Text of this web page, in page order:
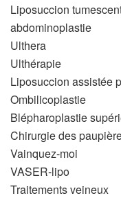
Liposuccion
abdominoplastie
Ulthera
Ulthérapie
Liposuccion assistée
Ombilicoplastie
Blépharoplastie
Chirurgie des
Vainquez-moi
VASER-lipo
Traitements veineux